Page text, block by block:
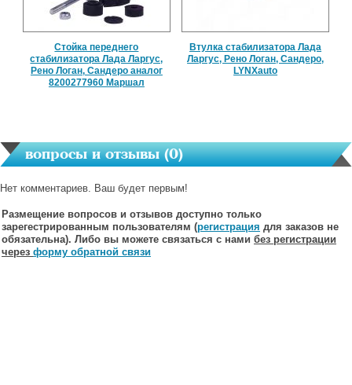
Стойка переднего
стабилизатора Лада Ларгус,
Рено Логан, Сандеро аналог
8200277960 Маршал
Втулка стабилизатора Лада
Ларгус, Рено Логан, Сандеро,
LYNXauto
вопросы и отзывы (0)
Нет комментариев. Ваш будет первым!
Размещение вопросов и отзывов доступно только
зарегестрированным пользователям (регистрация для заказов не
обязательна). Либо вы можете связаться с нами без регистрации
через форму обратной связи